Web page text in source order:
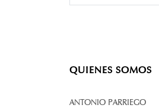
QUIENES SOMOS
ANTONIO PARRIEGO